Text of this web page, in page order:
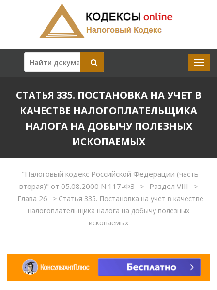
СТАТЬЯ 335. ПОСТАНОВКА НА УЧЕТ В
КАЧЕСТВЕ НАЛОГОПЛАТЕЛЬЩИКА
НАЛОГА НА ДОБЫЧУ ПОЛЕЗНЫХ
ИСКОПАЕМЫХ
"Налоговый кодекс Российской Федерации (часть
вторая)" от 05.08.2000 N 117-ФЗ
> Раздел VIII >
Глава 26 >Статья 335. Постановка на учет в качестве
налогоплательщика налога на добычу полезных
ископаемых